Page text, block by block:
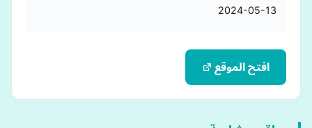
2024-05-13
افتح الموقع